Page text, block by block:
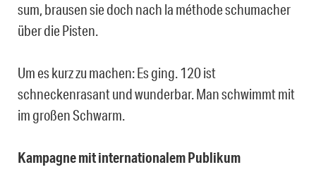
sum, brausen sie doch nach la méthode schumacher
über die Pisten.
Um es kurz zu machen: Es ging. 120 ist
schneckenrasant und wunderbar. Man schwimmt mit
im großen Schwarm.
Kampagne mit internationalem Publikum